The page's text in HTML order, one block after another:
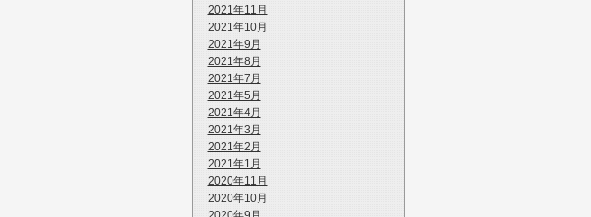
2021年11月
2021年10月
2021年9月
2021年8月
2021年7月
2021年5月
2021年4月
2021年3月
2021年2月
2021年1月
2020年11月
2020年10月